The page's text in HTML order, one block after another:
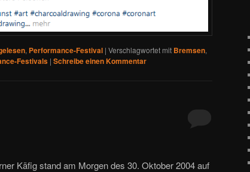
, Performance-Festival | Verschlagwortet mit Bremsen,
Festivals | Schreibe einen Kommentar
Käfig stand am Morgen des 30. Oktober 2004 auf